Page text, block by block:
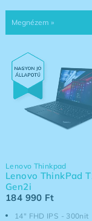
14" FHD IPS - 300nit
Lenovo Thinkpad
Lenovo ThinkPad
Gen2i
184 990 Ft